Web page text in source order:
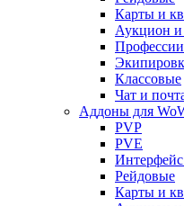
Карты и
Аукцион и
Классовые
Чат и
Аддоны для
PVP
PVE
Рейдовые
Карты и